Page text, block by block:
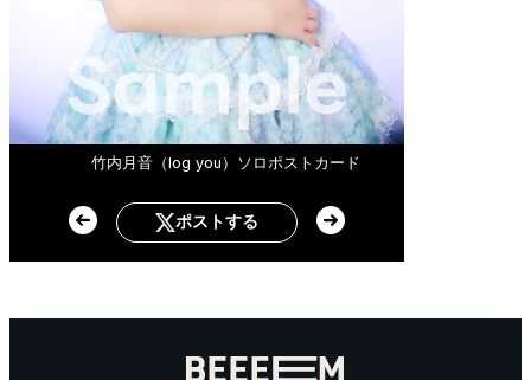
竹内月音（log you）ソロポストカード
ポストする